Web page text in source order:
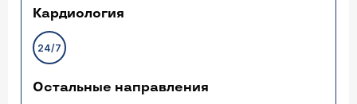
Кардиология
24/7
Остальные направления